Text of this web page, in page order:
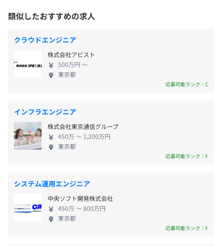
・CCoE 伴走支援ソリューション
・グーグルクラウド活用支援 --- 機械学習・AI開発
・MCPO（Marketplace チャネルプライベートオファー）
・マルチクラウドパッケージ
・データ分析基盤スターターパック
・データ分析基盤 内製化支援ソリューション
【導入事例】
▼株式会社講談社様
ファンとともに成長する人工知能キャラクター「RD」を
Google Cloudで実現
Google Workspaceへの移行でセキュアなメール基盤を実
▼エアロセンス株式会社様
ドローン×Vertex AIで災害対応を迅速化 画像解析の時間
従業員に対する受動喫煙対策：敷地内禁煙／屋内全面禁煙
【年間休日123日】※2024年度実績
■完全週休2日制（土日祝）
■年末年始休暇
■ 有給休暇
■リフレッシュ休暇
・3日／年（入社初年度は入社月により日数が変動）
・夏季休暇に相当し、年度内に自由に取得が可能
通勤交通費支給（上限5万円／月）
と考えています。 私たちと一緒に、この成長市場で
存在感のある企業を創っていきませんか。
類似したおすすめの求人
クラウドエンジニア
株式会社アビスト
500万円 〜
東京都
応募可能ランク：C
インフラエンジニア
株式会社東京通信グループ
450万 〜 1,200万円
東京都
応募可能ランク：F
システム運用エンジニア
中央ソフト開発株式会社
450万 〜 800万円
東京都
応募可能ランク：F